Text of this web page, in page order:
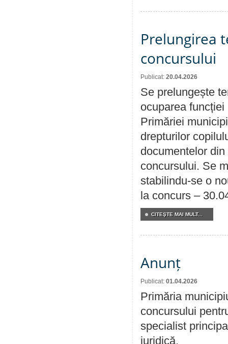
Prelungirea
concursului
Publicat: 20.04.2026
Se prelungește
ocuparea
Primăriei
drepturilor
documentelor
concursului. Se
stabilindu-se o
la concurs –
CITEŞTE MAI MULT...
Anunț
Publicat: 01.04.2026
Primăria
concursului
specialist
juridică.